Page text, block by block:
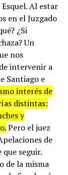
Al estar
en el Juzgado
¿Si
Un
nos
intervenir a
Santiago e
interés de
distintas:
y
Pero el juez
de
seguir.
de la misma